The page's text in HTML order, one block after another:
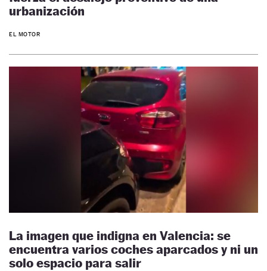
urbanización
EL MOTOR
La imagen que indigna en Valencia: se
encuentra varios coches aparcados y ni un
solo espacio para salir